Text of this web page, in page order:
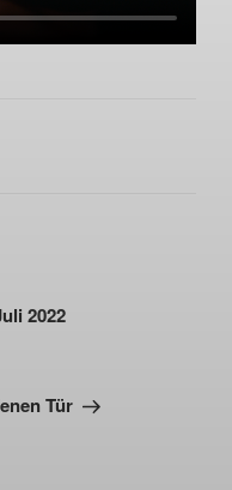
2022
Tür